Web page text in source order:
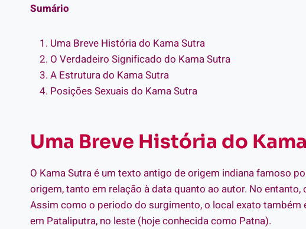
Sumário
Uma Breve História do Kama Sutra
O Verdadeiro Significado do Kama Sutra
A Estrutura do Kama Sutra
Posições Sexuais do Kama Sutra
Uma Breve História do
O Kama Sutra é um texto antigo de origem indiana famoso
origem, tanto em relação à data quanto ao autor. No
Assim como o periodo do surgimento, o local exato
em Pataliputra, no leste (hoje conhecida como Patna).